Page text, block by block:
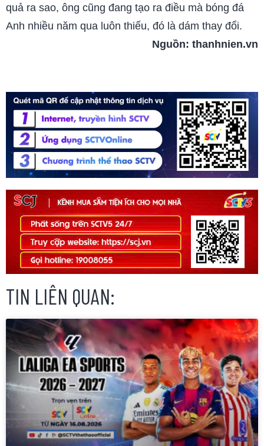
quả ra sao, ông cũng đang tạo ra điều mà bóng đá
Anh nhiều năm qua luôn thiếu, đó là dám thay đổi.
Nguồn: thanhnien.vn
TIN LIÊN QUAN: